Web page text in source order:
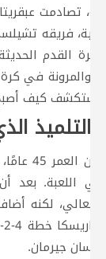
القدم
والمرونة في
ونستكشف كيف
التلميذ
إنزو
اللعبة. بعد
لكنه
سان جيرمان.